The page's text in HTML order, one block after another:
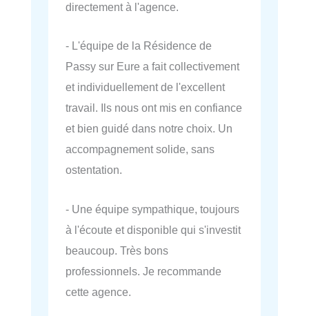
directement à l'agence.
- L'équipe de la Résidence de
Passy sur Eure a fait collectivement
et individuellement de l'excellent
travail. Ils nous ont mis en confiance
et bien guidé dans notre choix. Un
accompagnement solide, sans
ostentation.
- Une équipe sympathique, toujours
à l'écoute et disponible qui s'investit
beaucoup. Très bons
professionnels. Je recommande
cette agence.